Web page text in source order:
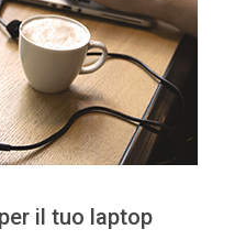
il tuo laptop